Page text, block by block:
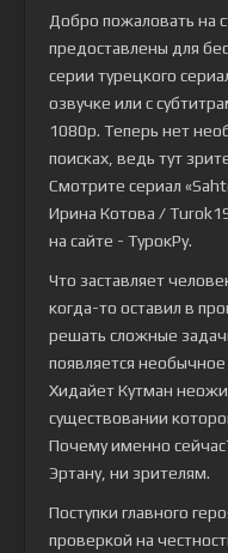
Добро пожаловать на
предоставлены для
серии турецкого
озвучке или с
1080p. Теперь нет
поисках, ведь тут
Смотрите сериал
Ирина Котова /
на сайте - ТурокРу.
Что заставляет
когда-то оставил в
решать сложные
появляется
Хидайет Кутман
существовании
Почему именно
Эртану, ни зрителям.
Поступки главного
проверкой на